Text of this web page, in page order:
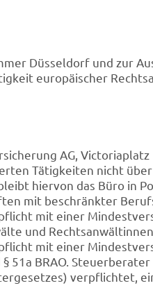
Düsseldorf und zur
europäischer
AG, Victoriaplatz
Tätigkeiten nicht
hiervon das Büro in
mit beschränkter
mit einer
und
mit einer
51a BRAO.
verpflichtet,